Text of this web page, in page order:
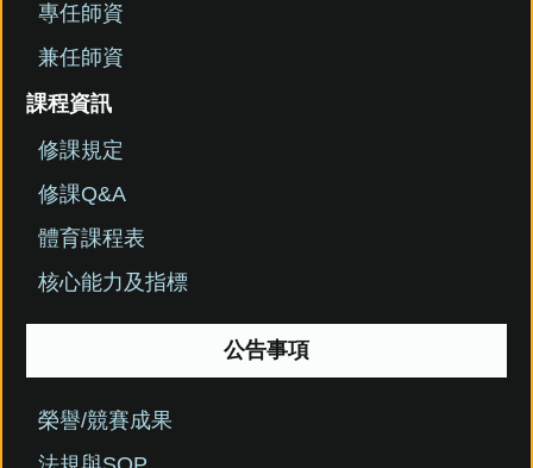
專任師資
兼任師資
課程資訊
修課規定
修課Q&A
體育課程表
核心能力及指標
公告事項
榮譽/競賽成果